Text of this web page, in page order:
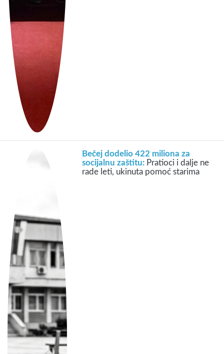
Bečej dodelio 422 miliona za
socijalnu zaštitu: Pratioci i dalje ne
rade leti, ukinuta pomoć starima